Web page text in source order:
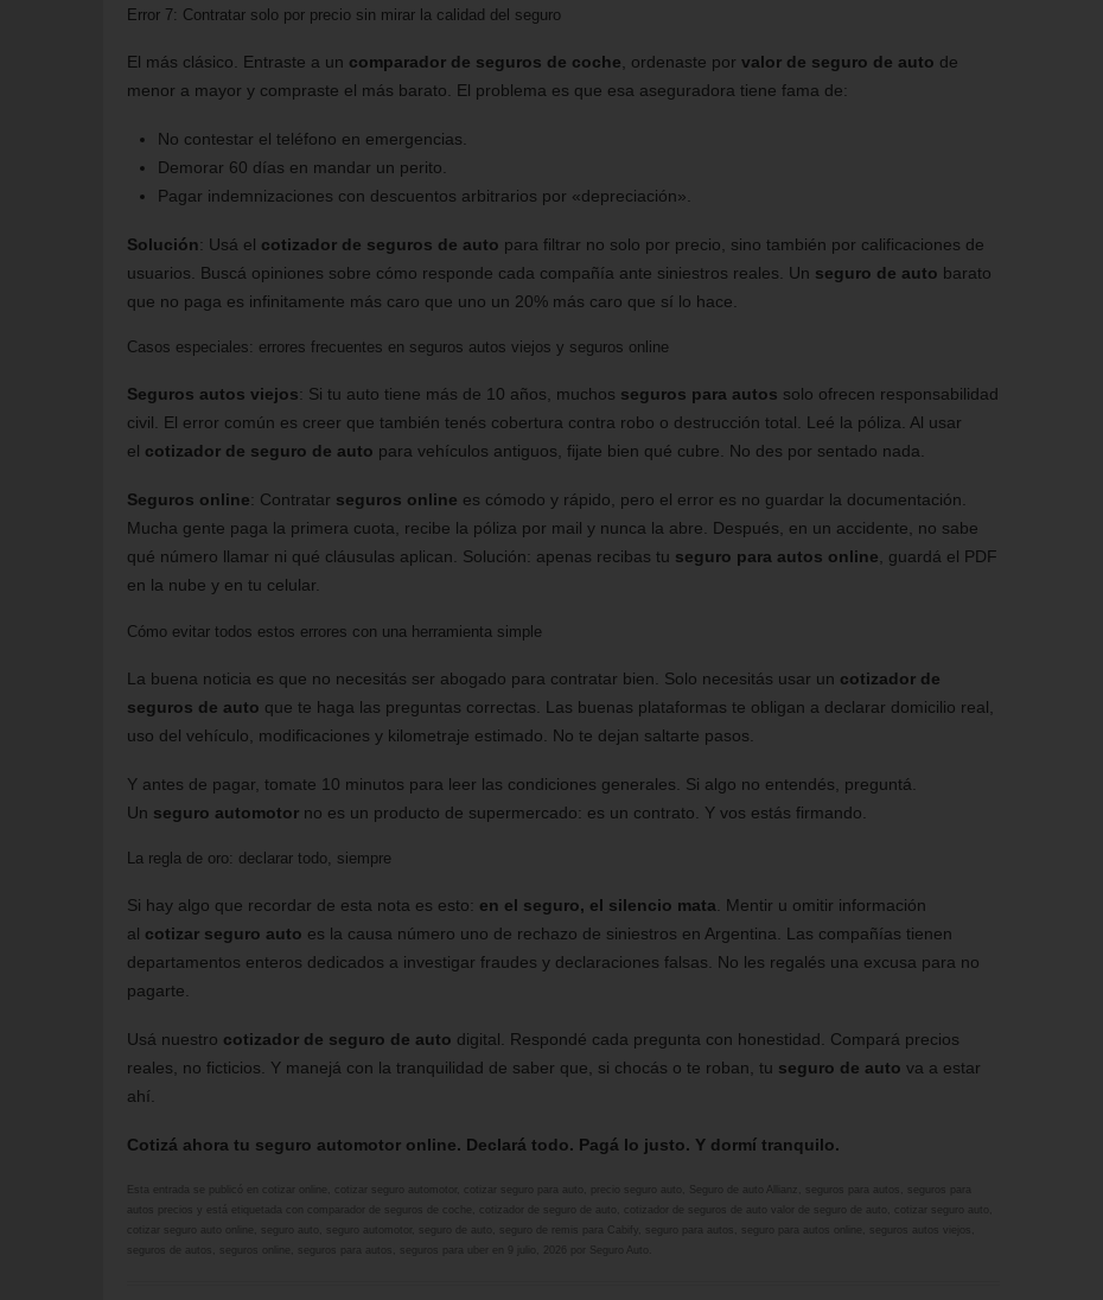
Error 7: Contratar solo por precio sin mirar la calidad del seguro
El más clásico. Entraste a un comparador de seguros de coche , ordenaste por valor de seguro de auto de
menor a mayor y compraste el más barato. El problema es que esa aseguradora tiene fama de:
No contestar el teléfono en emergencias.
Demorar 60 días en mandar un perito.
Pagar indemnizaciones con descuentos arbitrarios por «depreciación».
Solución: Usá el cotizador de seguros de auto para filtrar no solo por precio, sino también por calificaciones de
usuarios. Buscá opiniones sobre cómo responde cada compañía ante siniestros reales. Un seguro de auto barato
que no paga es infinitamente más caro que uno un 20% más caro que sí lo hace.
Casos especiales: errores frecuentes en seguros autos viejos y seguros online
Seguros autos viejos: Si tu auto tiene más de 10 años, muchos seguros para autos solo ofrecen responsabilidad
civil. El error común es creer que también tenés cobertura contra robo o destrucción total. Leé la póliza. Al usar
el cotizador de seguro de auto para vehículos antiguos, fijate bien qué cubre. No des por sentado nada.
Seguros online: Contratar seguros online es cómodo y rápido, pero el error es no guardar la documentación.
Mucha gente paga la primera cuota, recibe la póliza por mail y nunca la abre. Después, en un accidente, no sabe
qué número llamar ni qué cláusulas aplican. Solución: apenas recibas tu seguro para autos online, guardá el PDF
en la nube y en tu celular.
Cómo evitar todos estos errores con una herramienta simple
La buena noticia es que no necesitás ser abogado para contratar bien. Solo necesitás usar un cotizador de
seguros de auto que te haga las preguntas correctas. Las buenas plataformas te obligan a declarar domicilio real,
uso del vehículo, modificaciones y kilometraje estimado. No te dejan saltarte pasos.
Y antes de pagar, tomate 10 minutos para leer las condiciones generales. Si algo no entendés, preguntá.
Un seguro automotor no es un producto de supermercado: es un contrato. Y vos estás firmando.
La regla de oro: declarar todo, siempre
Si hay algo que recordar de esta nota es esto: en el seguro, el silencio mata . Mentir u omitir información
al cotizar seguro auto es la causa número uno de rechazo de siniestros en Argentina. Las compañías tienen
departamentos enteros dedicados a investigar fraudes y declaraciones falsas. No les regalés una excusa para no
pagarte.
Usá nuestro cotizador de seguro de auto digital. Respondé cada pregunta con honestidad. Compará precios
reales, no ficticios. Y manejá con la tranquilidad de saber que, si chocás o te roban, tu seguro de auto va a estar
ahí.
Cotizá ahora tu seguro automotor online. Declará todo. Pagá lo justo. Y dormí tranquilo.
cotizar online cotizar seguro automotor cotizar seguro para auto Seguro de auto Allianz
cotizador de seguro de auto cotizador de seguros de auto valor de seguro de auto cotizar seguro auto
cotizar seguro auto online
Seguro Auto